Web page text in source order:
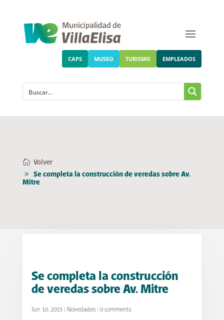
CAPS MUSEO TURISMO EMPLEADOS
Volver
Se completa la construcción de veredas sobre Av.
Mitre
Se completa la construcción
de veredas sobre Av. Mitre
Jun 10, 2015| Novedades| 0 comments